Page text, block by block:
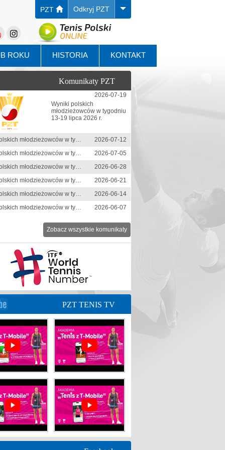
PZT Odkryj PZT
ROKU HISTORIA KONTAKT
Komunikaty PZT
2026-07-19
Wyniki polskich
młodzieżowców w tygodniu
13-19 lipca 2026 r.
Wyniki polskich młodzieżowców w tygodniu 6-12 lipca 2026 r.
2026-07-12
Wyniki polskich młodzieżowców w tygodniu 29 czerwca-5 lipca 2026 r.
2026-07-05
Wyniki polskich młodzieżowców w tygodniu 22-28 czerwca 2026 r.
2026-06-28
Wyniki polskich młodzieżowców w tygodniu 15-21 czerwca 2026 r.
2026-06-21
Wyniki polskich młodzieżowców w tygodniu 8-14 czerwca 2026 r.
2026-06-14
Wyniki polskich młodzieżowców w tygodniu 1-7 czerwca 2026 r.
2026-06-07
Zobacz wszystkie komunikaty
PZT TENIS TV